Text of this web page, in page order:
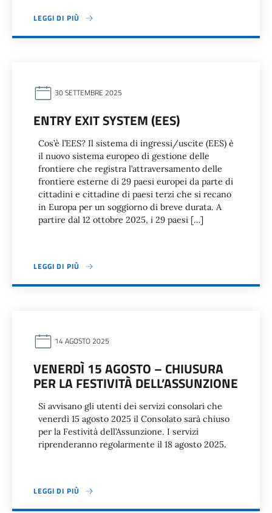
LEGGI DI PIÙ
30 SETTEMBRE 2025
ENTRY EXIT SYSTEM (EES)
Cos’è l’EES? Il sistema di ingressi/uscite (EES) è
il nuovo sistema europeo di gestione delle
frontiere che registra l’attraversamento delle
frontiere esterne di 29 paesi europei da parte di
cittadini e cittadine di paesi terzi che si recano
in Europa per un soggiorno di breve durata. A
partire dal 12 ottobre 2025, i 29 paesi […]
LEGGI DI PIÙ
14 AGOSTO 2025
VENERDÌ 15 AGOSTO – CHIUSURA
PER LA FESTIVITÀ DELL’ASSUNZIONE
Si avvisano gli utenti dei servizi consolari che
venerdì 15 agosto 2025 il Consolato sarà chiuso
per la Festività dell’Assunzione. I servizi
riprenderanno regolarmente il 18 agosto 2025.
LEGGI DI PIÙ